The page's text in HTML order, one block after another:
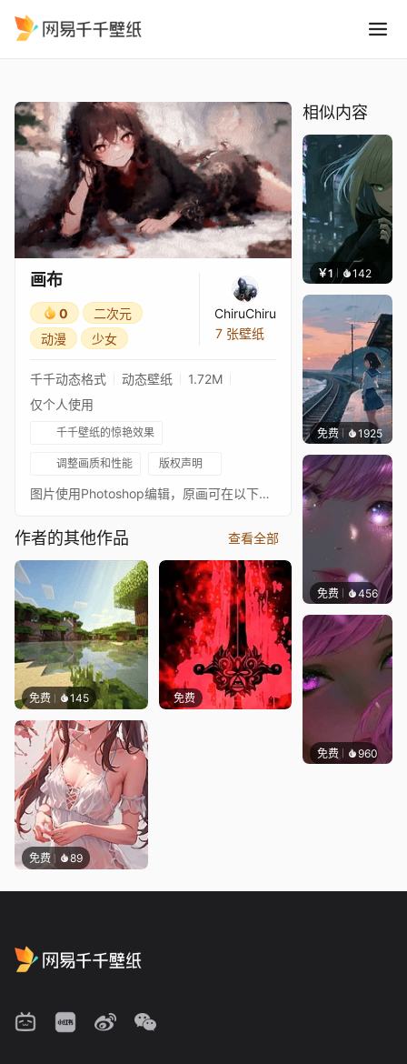
画布
0
二次元
动漫
少女
ChiruChiru
7 张壁纸
千千动态格式 动态壁纸
1.72M
仅个人使用
千千壁纸的惊艳效果
调整画质和性能 版权声明
图片使用Photoshop编辑，原画可在以下链接找到：https://www.pixiv.net/en/artworks/107058362
作者的其他作品 查看全部
免费 145 免费
免费 89
相似内容
￥1 142
免费 1925辰东
免费 456辰东
免费 960辰东